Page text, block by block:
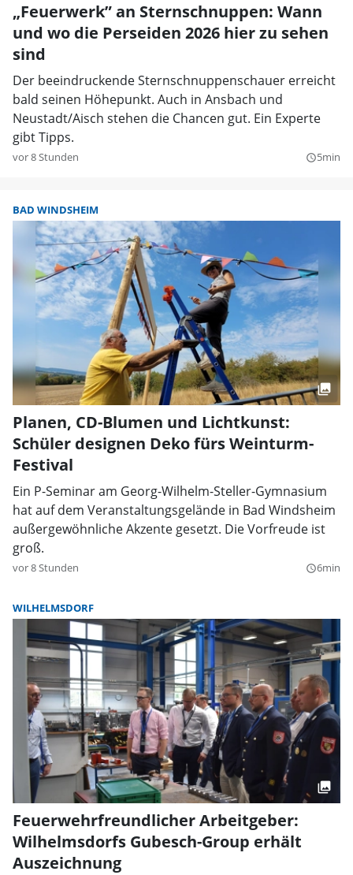
„Feuerwerk” an Sternschnuppen: Wann
und wo die Perseiden 2026 hier zu sehen
sind
Der beeindruckende Sternschnuppenschauer erreicht
bald seinen Höhepunkt. Auch in Ansbach und
Neustadt/Aisch stehen die Chancen gut. Ein Experte
gibt Tipps.
vor 8 Stunden query_builder5min
BAD WINDSHEIM
Planen, CD-Blumen und Lichtkunst:
Schüler designen Deko fürs Weinturm-
Festival
Ein P-Seminar am Georg-Wilhelm-Steller-Gymnasium
hat auf dem Veranstaltungsgelände in Bad Windsheim
außergewöhnliche Akzente gesetzt. Die Vorfreude ist
groß.
vor 8 Stunden query_builder6min
WILHELMSDORF
Feuerwehrfreundlicher Arbeitgeber:
Wilhelmsdorfs Gubesch-Group erhält
Auszeichnung